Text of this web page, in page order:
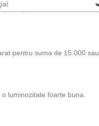
pentru suma de 15.000 sau
luminozitate foarte buna.